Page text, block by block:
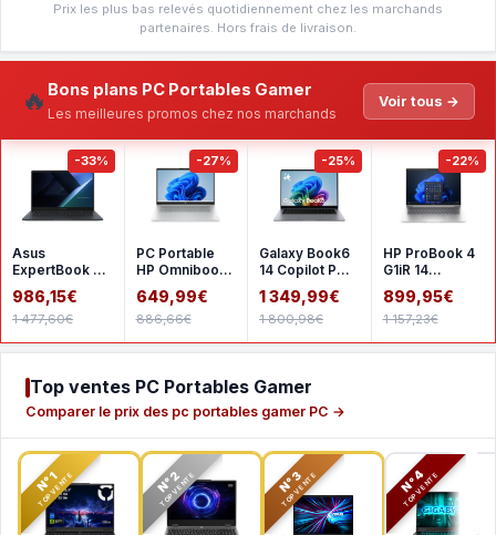
Prix les plus bas relevés quotidiennement chez les marchands
partenaires. Hors frais de livraison.
🔥 Bons plans PC Portables Gamer
Les meilleures promos chez nos marchands
Voir tous →
-33%
Asus
ExpertBook B1
B1503CVA-
S77025X
986,15€
1 477,60€
-27%
PC Portable
HP Omnibook
3 17-
dp0049nfx -
Windows 11 - 1
649,99€
886,66€
-25%
Galaxy Book6
14 Copilot PC
Intel Core Ultra
7 16 Go RAM
1 349,99€
1 800,98€
-22%
HP ProBook 4
G1iR 14
CH7A3AT
899,95€
1 157,23€
Top ventes PC Portables Gamer
Comparer le prix des pc portables gamer PC →
N°1
TOP VENTE N°2
TOP VENTE N°3
TOP VENTE N°4
TOP VENTE